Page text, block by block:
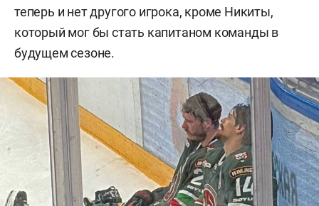
теперь и нет другого игрока, кроме Никиты,
который мог бы стать капитаном команды в
будущем сезоне.